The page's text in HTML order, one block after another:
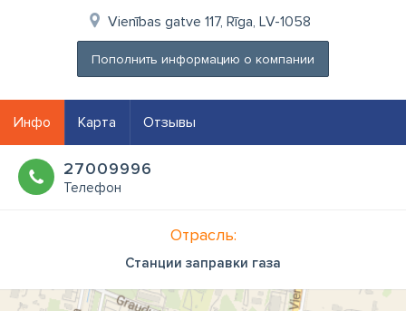
Vienības gatve 117, Rīga, LV-1058
Пополнить информацию о компании
Инфо Карта Отзывы
27009996
Телефон
Отрасль:
Станции заправки газа